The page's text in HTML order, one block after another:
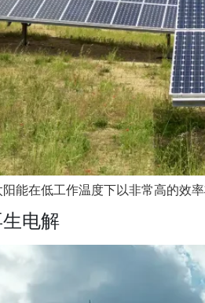
能在低工作温度下以非常高的效
电解